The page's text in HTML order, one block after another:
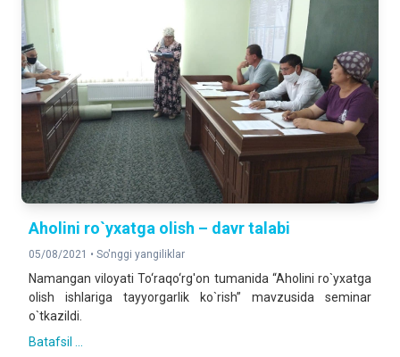
Aholini ro`yxatga olish – davr talabi
05/08/2021 • So'nggi yangiliklar
Namangan viloyati To‘raqo‘rg'on tumanida “Aholini ro`yxatga
olish ishlariga tayyorgarlik ko`rish” mavzusida seminar
o`tkazildi.
Batafsil ...